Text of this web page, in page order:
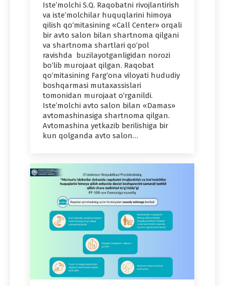
Iste’molchi S.Q. Raqobatni rivojlantirish
va iste’molchilar huquqlarini himoya
qilish qo‘mitasining «Call Center» orqali
bir avto salon bilan shartnoma qilgani
va shartnoma shartlari qo‘pol
ravishda buzilayotganligidan norozi
bo‘lib murojaat qilgan. Raqobat
qo‘mitasining Farg‘ona viloyati hududiy
boshqarmasi mutaxassislari
tomonidan murojaat o‘rganildi.
Iste’molchi avto salon bilan «Damas»
avtomashinasiga shartnoma qilgan.
Avtomashina yetkazib berilishiga bir
kun qolganda avto salon…